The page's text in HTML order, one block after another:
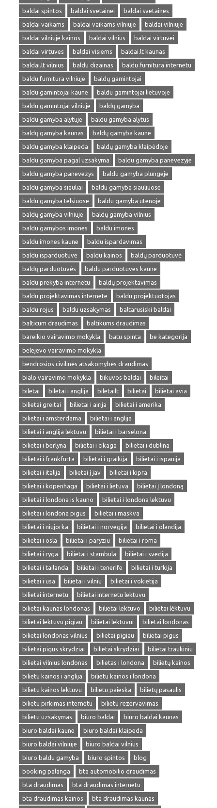
baldai spintos
baldai svetainei
baldai svetaines
baldai vaikams
baldai vaikams vilniuje
baldai vilniuje
baldai vilniuje kainos
baldai vilnius
baldai virtuvei
baldai virtuves
baldai visiems
baldai.lt kaunas
baldai.lt vilnius
baldu dizainas
baldu furnitura internetu
baldu furnitura vilniuje
baldų gamintojai
baldu gamintojai kaune
baldu gamintojai lietuvoje
baldu gamintojai vilniuje
baldų gamyba
baldu gamyba alytuje
baldu gamyba alytus
baldų gamyba kaunas
baldų gamyba kaune
baldu gamyba klaipeda
baldų gamyba klaipėdoje
baldu gamyba pagal uzsakyma
baldu gamyba panevezyje
baldu gamyba panevezys
baldu gamyba plungeje
baldu gamyba siauliai
baldu gamyba siauliuose
baldu gamyba telsiuose
baldu gamyba utenoje
baldų gamyba vilniuje
baldų gamyba vilnius
baldu gamybos imones
baldu imones
baldu imones kaune
baldu ispardavimas
baldu isparduotuve
baldu kainos
baldų parduotuvė
baldų parduotuvės
baldu parduotuves kaune
baldu prekyba internetu
baldų projektavimas
baldu projektavimas internete
baldu projektuotojas
baldu rojus
baldu uzsakymas
baltarusiski baldai
balticum draudimas
baltikums draudimas
bareikio vairavimo mokykla
batu spinta
be kategorija
belejevo vairavimo mokykla
bendrosios civilinės atsakomybės draudimas
bialo vairavimo mokykla
bikuvos baldai
bileitai
biletai
biletai i anglija biletailt bilietai
bilietai avia
bilietai greitai
bilietai i airija
bilietai i amerika
bilietai i amsterdama
bilietai i anglija
bilietai i anglija lektuvu
bilietai i barselona
bilietai i berlyna
bilietai i cikaga
bilietai i dublina
bilietai i frankfurta
bilietai i graikija
bilietai i ispanija
bilietai i italija
bilietai į jav
bilietai i kipra
bilietai i kopenhaga
bilietai i lietuva
bilietai į londoną
bilietai i londona is kauno
bilietai i londona lektuvu
bilietai i londona pigus
bilietai i maskva
bilietai i niujorka
bilietai i norvegija
bilietai i olandija
bilietai i osla
bilietai i paryziu
bilietai i roma
bilietai i ryga
bilietai i stambula
bilietai i svedija
bilietai i tailanda
bilietai i tenerife
bilietai i turkija
bilietai i usa
bilietai i vilniu
bilietai i vokietija
bilietai internetu
bilietai internetu lektuvu
bilietai kaunas londonas
bilietai lektuvo
bilietai lėktuvu
bilietai lektuvu pigiau
bilietai lektuvui
bilietai londonas
bilietai londonas vilnius
bilietai pigiau
bilietai pigus
bilietai pigus skrydziai
bilietai skrydziai
bilietai traukiniu
bilietai vilnius londonas
bilietas i londona
bilietų kainos
bilietu kainos i anglija
bilietu kainos i londona
bilietu kainos lektuvu
bilietu paieska
bilietų pasaulis
bilietu pirkimas internetu
bilietu rezervavimas
bilietu uzsakymas
biuro baldai
biuro baldai kaunas
biuro baldai kaune
biuro baldai klaipeda
biuro baldai vilniuje
biuro baldai vilnius
biuro baldu gamyba
biuro spintos
blog
booking palanga
bta automobilio draudimas
bta draudimas
bta draudimas internetu
bta draudimas kainos
bta draudimas kaunas